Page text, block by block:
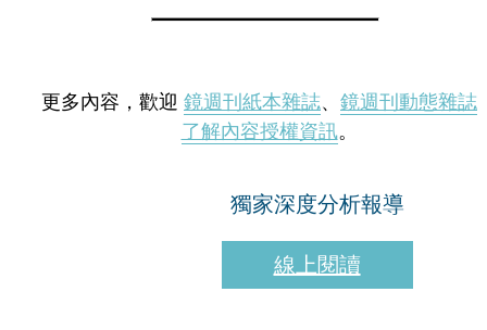
更多內容，歡迎 鏡週刊紙本雜誌、 鏡週刊動態雜誌
了解內容授權資訊。
獨家深度分析報導
線上閱讀